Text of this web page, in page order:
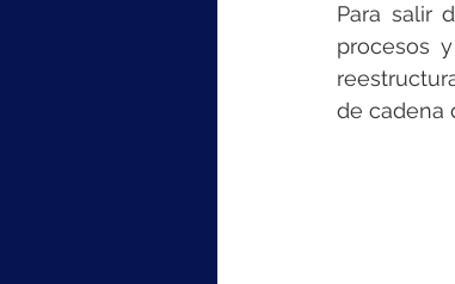
Para salir
procesos
de cadena